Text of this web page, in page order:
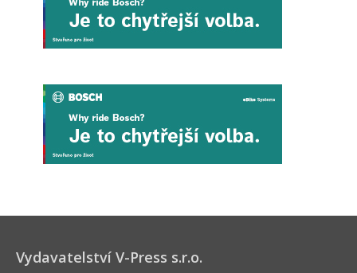
Vydavatelství V-Press s.r.o.